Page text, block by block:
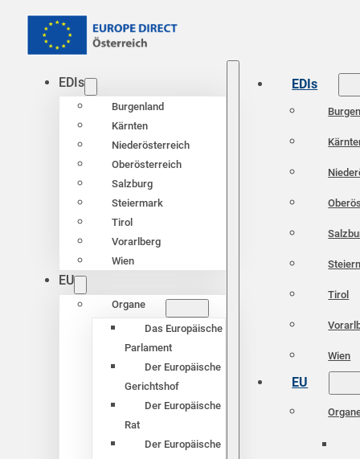
EDIs
Burgenland
Kärnten
Niederösterreich
Oberösterreich
Salzburg
Steiermark
Tirol
Vorarlberg
Wien
EU
Organe
Das Europäische
Parlament
Der Europäische
Gerichtshof
Der Europäische
Rat
Der Europäische
EDIs
Tirol
Wien
EU